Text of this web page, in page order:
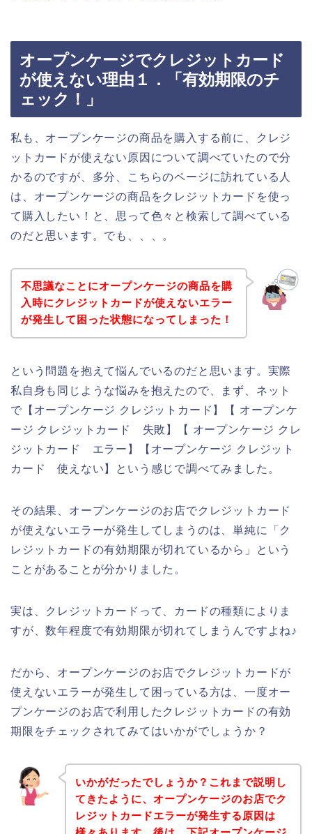
オープンケージでクレジットカード
が使えない理由１．「有効期限のチ
ェック！」
私も、オープンケージの商品を購入する前に、クレジ
ットカードが使えない原因について調べていたので分
かるのですが、多分、こちらのページに訪れている人
は、オープンケージの商品をクレジットカードを使っ
て購入したい！と、思って色々と検索して調べている
のだと思います。でも、、、。
不思議なことにオープンケージの商品を購
入時にクレジットカードが使えないエラー
が発生して困った状態になってしまった！
という問題を抱えて悩んでいるのだと思います。実際
私自身も同じような悩みを抱えたので、まず、ネット
で【オープンケージ クレジットカード】【 オープンケ
ージ クレジットカード 失敗】【 オープンケージ クレ
ジットカード エラー】【オープンケージ クレジット
カード 使えない】という感じで調べてみました。
その結果、オープンケージのお店でクレジットカード
が使えないエラーが発生してしまうのは、単純に「ク
レジットカードの有効期限が切れているから」という
ことがあることが分かりました。
実は、クレジットカードって、カードの種類によりま
すが、数年程度で有効期限が切れてしまうんですよね♪
だから、オープンケージのお店でクレジットカードが
使えないエラーが発生して困っている方は、一度オー
プンケージのお店で利用したクレジットカードの有効
期限をチェックされてみてはいかがでしょうか？
いかがだったでしょうか？これまで説明し
てきたように、オープンケージのお店でク
レジットカードエラーが発生する原因は